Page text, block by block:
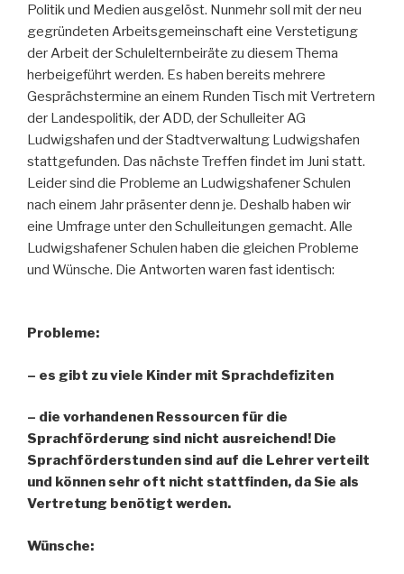
Politik und Medien ausgelöst. Nunmehr soll mit der neu
gegründeten Arbeitsgemeinschaft eine Verstetigung
der Arbeit der Schulelternbeiräte zu diesem Thema
herbeigeführt werden. Es haben bereits mehrere
Gesprächstermine an einem Runden Tisch mit Vertretern
der Landespolitik, der ADD, der Schulleiter AG
Ludwigshafen und der Stadtverwaltung Ludwigshafen
stattgefunden. Das nächste Treffen findet im Juni statt.
Leider sind die Probleme an Ludwigshafener Schulen
nach einem Jahr präsenter denn je. Deshalb haben wir
eine Umfrage unter den Schulleitungen gemacht. Alle
Ludwigshafener Schulen haben die gleichen Probleme
und Wünsche. Die Antworten waren fast identisch:
Probleme:
– es gibt zu viele Kinder mit Sprachdefiziten
– die vorhandenen Ressourcen für die
Sprachförderung sind nicht ausreichend! Die
Sprachförderstunden sind auf die Lehrer verteilt
und können sehr oft nicht stattfinden, da Sie als
Vertretung benötigt werden.
Wünsche: